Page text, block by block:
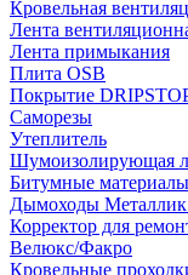
Кровельная
Лента
Лента примыкания
Плита OSB
Покрытие
Саморезы
Утеплитель
Шумоизолирующая
Битумные материалы
Дымоходы
Корректор для
Велюкс/Факро
Кровельные